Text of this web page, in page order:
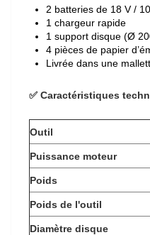
2 batteries de 18 V /
1 chargeur rapide
1 support disque (Ø
4 pièces de papier
Livrée dans une
✅ Caractéristiques
Outil
Puissance moteur
Poids
Poids de l'outil
Diamètre disque